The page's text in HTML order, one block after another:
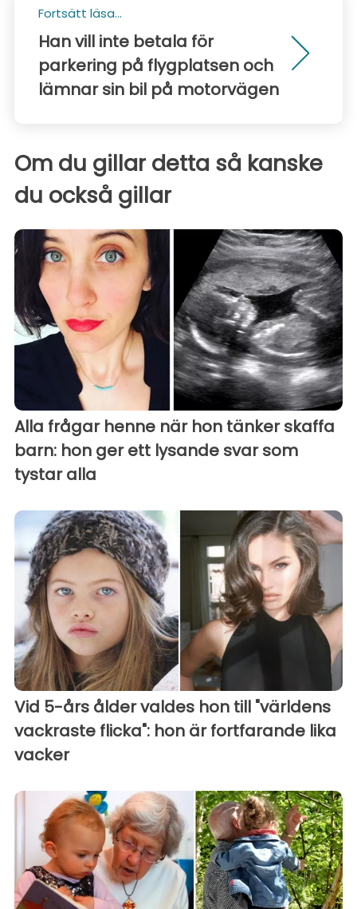
Fortsätt läsa...
Han vill inte betala för
parkering på flygplatsen och
lämnar sin bil på motorvägen
Om du gillar detta så kanske
du också gillar
Alla frågar henne när hon tänker skaffa
barn: hon ger ett lysande svar som
tystar alla
Vid 5-års ålder valdes hon till "världens
vackraste flicka": hon är fortfarande lika
vacker